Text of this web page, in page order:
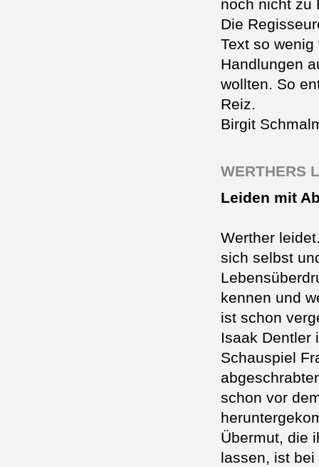
noch nicht zu
Die
Text so
Handlungen
wollten. So
Reiz.
Birgit
WERTHERS
Leiden mit
Werther
sich selbst
kennen und
ist schon
Isaak Dentler
Schauspiel
schon vor
Übermut, die
lassen, ist